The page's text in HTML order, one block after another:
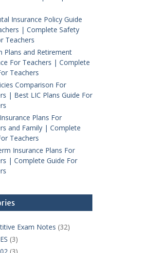
Insurance Policy Guide
| Complete Safety
Teachers
Plans and Retirement
For Teachers | Complete
Teachers
Comparison For
| Best LIC Plans Guide For
Plans For
and Family | Complete
Teachers
Insurance Plans For
| Complete Guide For
Exam Notes (32)
(3)